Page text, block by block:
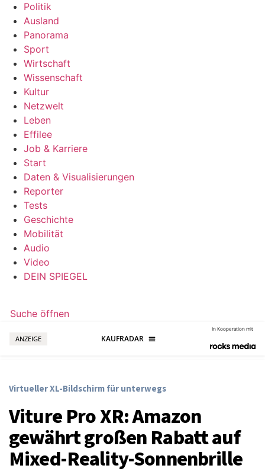
Politik
Ausland
Panorama
Sport
Wirtschaft
Wissenschaft
Kultur
Netzwelt
Leben
Effilee
Job & Karriere
Start
Daten & Visualisierungen
Reporter
Tests
Geschichte
Mobilität
Audio
Video
DEIN SPIEGEL
Suche öffnen
ANZEIGE
In Kooperation mit
Virtueller XL-Bildschirm für unterwegs
Viture Pro XR: Amazon
gewährt großen Rabatt auf
Mixed-Reality-Sonnenbrille